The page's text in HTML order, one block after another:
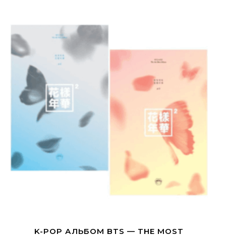
K-POP АЛЬБОМ BTS — THE MOST